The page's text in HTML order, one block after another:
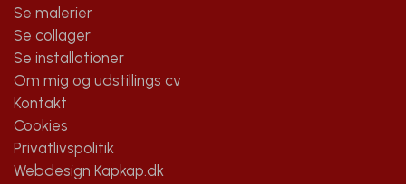
Se malerier
Se collager
Se installationer
Om mig og udstillings cv
Kontakt
Cookies
Privatlivspolitik
Webdesign Kapkap.dk